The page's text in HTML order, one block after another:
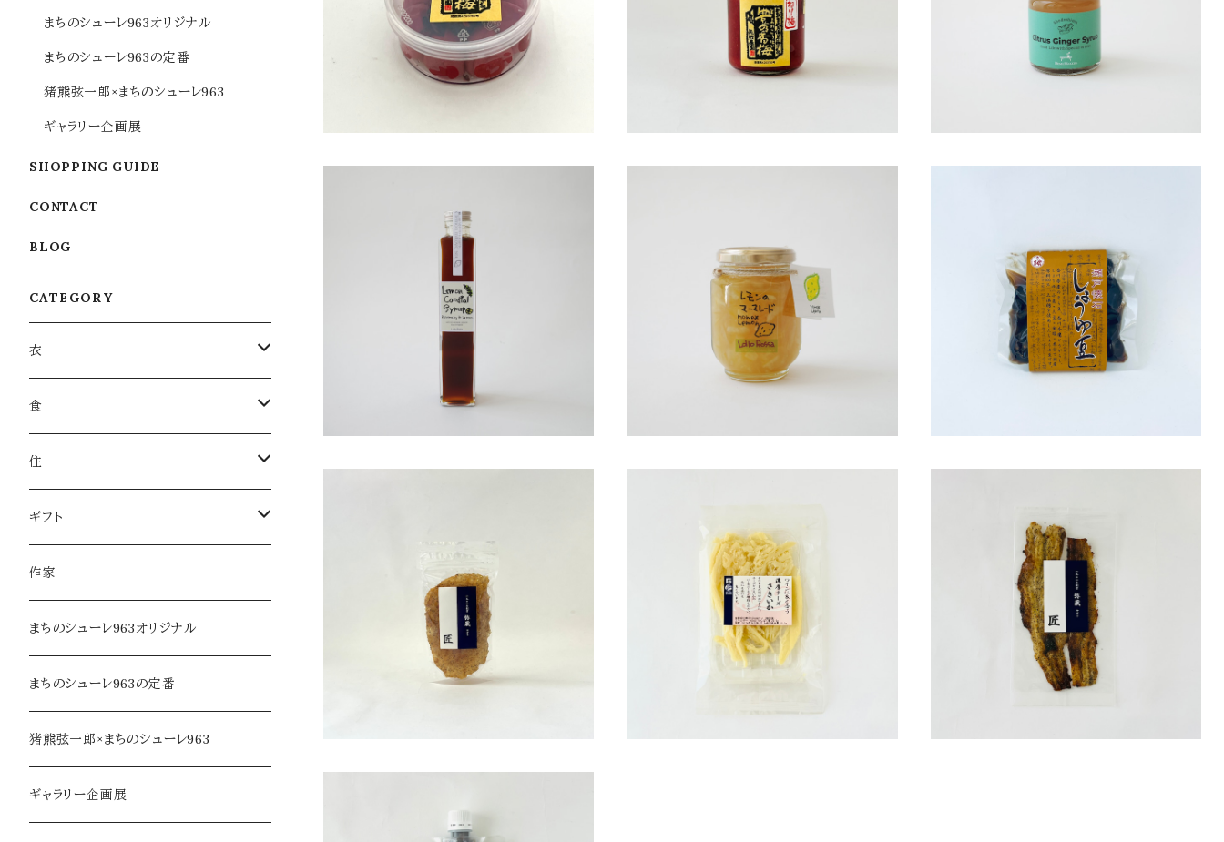
ロロロッサ コーディアルシロップ
¥790
ロロロッサ レモンのマーマレード
¥1,000
山清 瀬戸懐石 しょうゆ豆
¥648
石丸弥蔵商店 ブラックペッパー鯛ロール
¥378
石丸弥蔵商店 濃厚チーズさきいか
¥570
石丸弥蔵商店 匠 ブラックペッパー焼き穴子
¥378
まちのシューレ963オリジナル
まちのシューレ963の定番
猪熊弦一郎×まちのシューレ963
ギャラリー企画展
SHOPPING GUIDE
CONTACT
BLOG
CATEGORY
衣
衣類
服飾雑貨
服飾小物／その他
食
菓子
飲みもの
麺類・麺
調味料・オイル
乾物・だし
ジャム・加工品
soe farm
住
日用品
本・音楽
家具・インテリア
アロマ・フレグランス
民芸品・手仕事
ギフト
ラッピング
作家
まちのシューレ963オリジナル
まちのシューレ963の定番
猪熊弦一郎×まちのシューレ963
ギャラリー企画展